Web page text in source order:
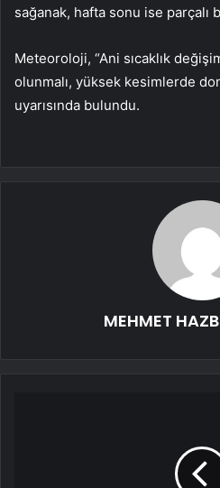
sağanak, hafta sonu ise
Meteoroloji, “Ani sıcaklık
olunmalı, yüksek kesimlerde
uyarısında bulundu.
MEHMET